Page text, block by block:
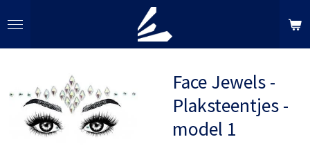
direct
naar
hoofdinhoud
Face Jewels -
Plaksteentjes -
model 1